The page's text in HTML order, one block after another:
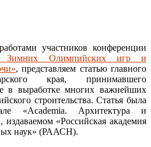
участников конференции
Зимних Олимпийских игр и
, представляем статью главного
края, принимавшего
в выработке многих важнейших
строительства. Статья была
«Academia. Архитектура и
«Российская академия
наук» (РААСН).